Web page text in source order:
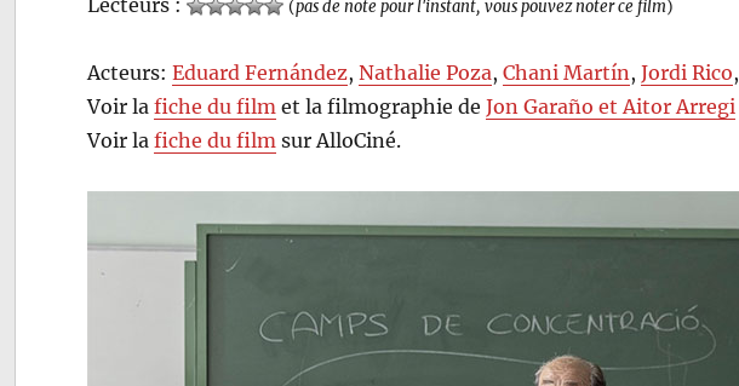
(pas de note pour l'instant, vous pouvez noter ce film)
Acteurs:Eduard Fernández,Nathalie Poza,Chani Martín ,Jordi Rico,
Voir lafiche du film et la filmographie deJon Garaño et Aitor Arregi
Voir lafiche du film sur AlloCiné.